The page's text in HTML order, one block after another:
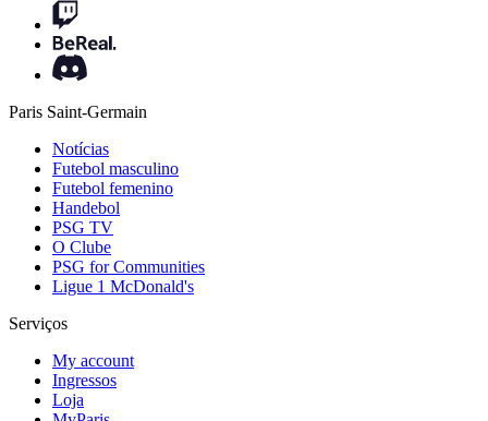
Paris Saint-Germain
Notícias
Futebol masculino
Futebol femenino
Handebol
PSG TV
O Clube
PSG for Communities
Ligue 1 McDonald's
Serviços
My account
Ingressos
Loja